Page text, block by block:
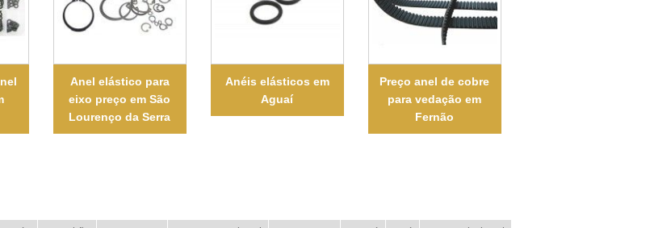
Anel elástico para
eixo preço em São
Lourenço da Serra
Anéis elásticos em
Aguaí
Preço anel de cobre
para vedação em
Fernão